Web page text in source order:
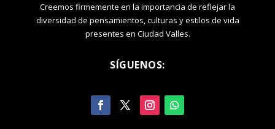
Creemos firmemente en la importancia de reflejar la
diversidad de pensamientos, culturas y estilos de vida
presentes en Ciudad Valles.
SÍGUENOS: